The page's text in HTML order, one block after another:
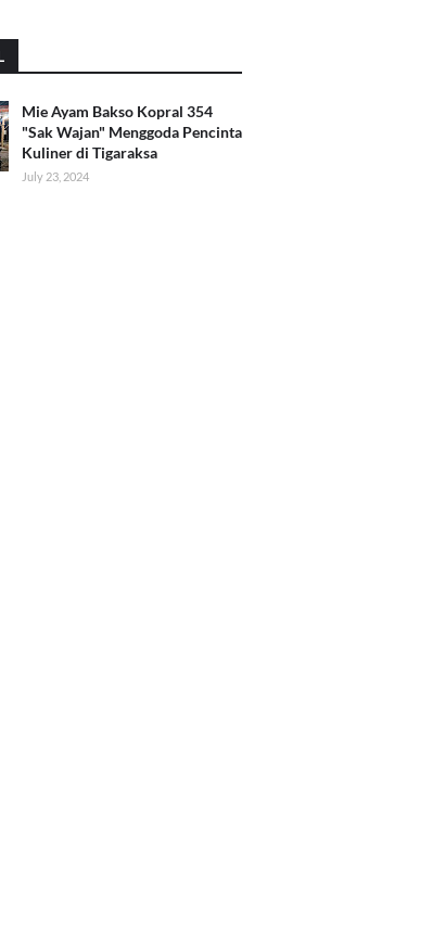
Mie Ayam Bakso Kopral 354
"Sak Wajan" Menggoda Pencinta
Kuliner di Tigaraksa
July 23, 2024